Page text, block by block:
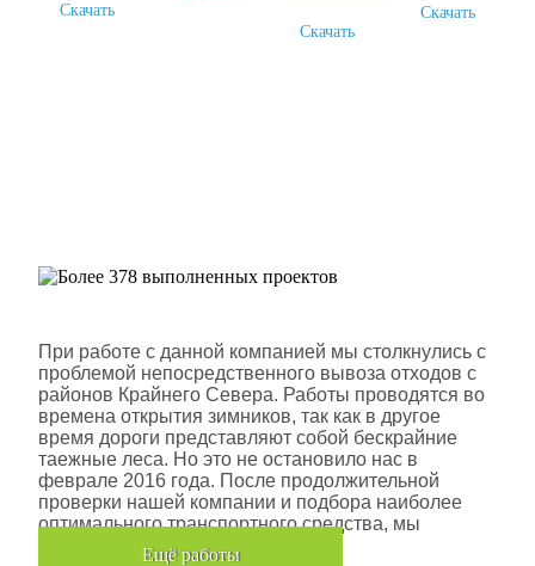
Скачать
Скачать
Скачать
При работе с данной компанией мы столкнулись с
проблемой непосредственного вывоза отходов с
районов Крайнего Севера. Работы проводятся во
времена открытия зимников, так как в другое
время дороги представляют собой бескрайние
таежные леса. Но это не остановило нас в
феврале 2016 года. После продолжительной
проверки нашей компании и подбора наиболее
оптимального транспортного средства, мы
помогли данной компании.
Eщё работы